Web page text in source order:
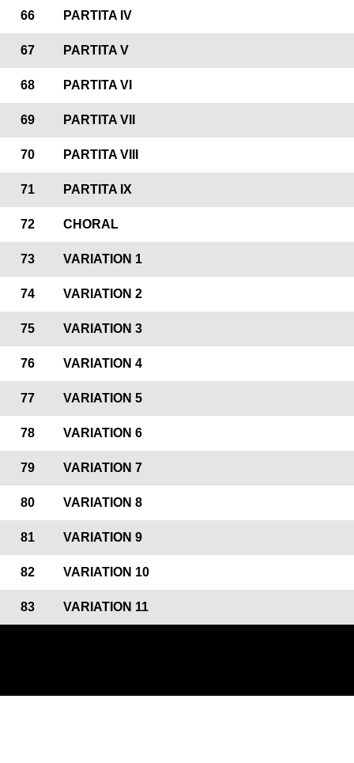
66 PARTITA IV
67 PARTITA V
68 PARTITA VI
69 PARTITA VII
70 PARTITA VIII
71 PARTITA IX
72 CHORAL
73 VARIATION 1
74 VARIATION 2
75 VARIATION 3
76 VARIATION 4
77 VARIATION 5
78 VARIATION 6
79 VARIATION 7
80 VARIATION 8
81 VARIATION 9
82 VARIATION 10
83 VARIATION 11